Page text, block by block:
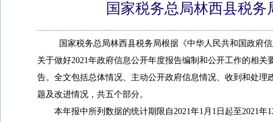
国家税务总局林西县税
国家税务总局林西县税务局根据《中华人民共和国政府
关于做好2021年政府信息公开年度报告编制和公开工作的相关
告。全文包括总体情况、主动公开政府信息情况、收到和处
题及改进情况，共五个部分。
本年报中所列数据的统计期限自2021年1月1日起至2021年